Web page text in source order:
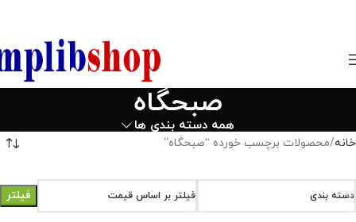
صبحگاه
همه دسته بندی ها
خانه محصولات برچسب خورده “صبحگاه”
دسته بندی فیلتر بر اساس قیمت فیلتر